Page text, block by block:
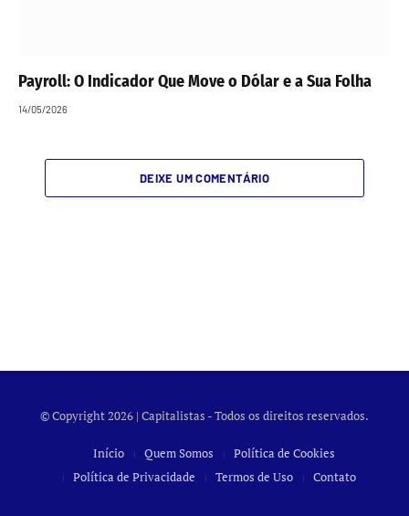
Payroll: O Indicador Que Move o Dólar e a Sua Folha
14/05/2026
DEIXE UM COMENTÁRIO
© Copyright 2026 | Capitalistas - Todos os direitos reservados.
Início Quem Somos
Política de Cookies
Política de Privacidade
Termos de Uso Contato